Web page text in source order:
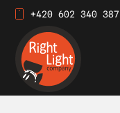
+420 602 340 387